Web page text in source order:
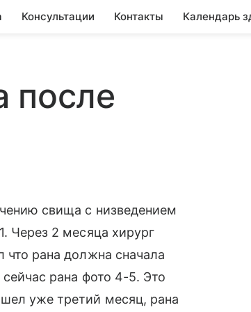
Консультации Контакты Календарь
после
свища с низведением
Через 2 месяца хирург
что рана должна сначала
рана фото 4-5. Это
уже третий месяц, рана